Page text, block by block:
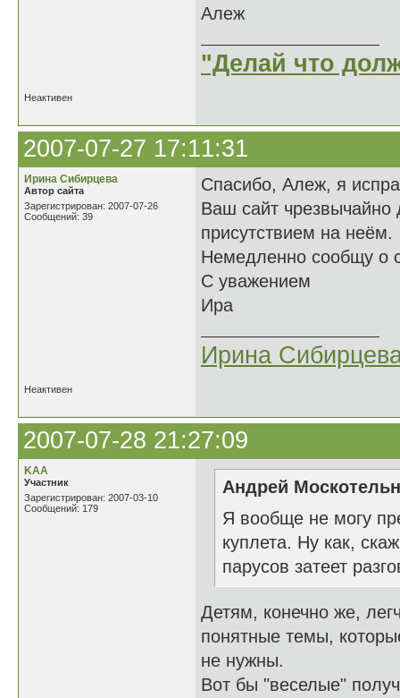
Алеж
"Делай что
Неактивен
2007-07-27 17:11:31
Ирина Сибирцева
Автор сайта
Зарегистрирован: 2007-07-26
Сообщений: 39
Спасибо, Алеж, я
Ваш сайт
присутствием на неём.
Немедленно сообщу о
С уважением
Ира
Ирина
Неактивен
2007-07-28 21:27:09
KAA
Участник
Зарегистрирован: 2007-03-10
Сообщений: 179
Андрей
Я вообще не могу
куплета. Ну как,
парусов затеет
Детям, конечно же,
понятные темы,
не нужны.
Вот бы "веселые"